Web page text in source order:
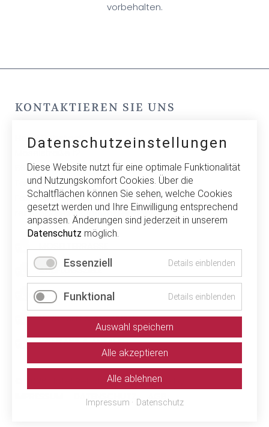
vorbehalten.
KONTAKTIEREN SIE UNS
Hotel Rebstock
56814 Bruttig-Fankel
Tel. + 49 (0) 2671 4451
Fax +49 (0) 2671 5227
rebstock@christiani-ostermann.de
NAVIGATION
ÜBERSPRINGEN
AUSFLUGSZIELE
GRUPPENREISEN
VERREISEN & ANFRAGEN
KONTAKT & ANFAHRT
© 2026 Hotel Rebstock | website by
DATENSCHUTZ
Datenschutzeinstellungen
Diese Website nutzt für eine optimale Funktionalität
und Nutzungskomfort Cookies. Über die
Schaltflächen können Sie sehen, welche Cookies
gesetzt werden und Ihre Einwilligung entsprechend
anpassen. Änderungen sind jederzeit in unserem
Datenschutz möglich.
Essenziell Details einblenden
Funktional Details einblenden
Auswahl speichern
Alle akzeptieren
Alle ablehnen
Impressum Datenschutz